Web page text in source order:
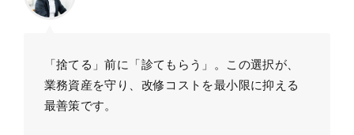
「捨てる」前に「診てもらう」。この選択が、
業務資産を守り、改修コストを最小限に抑える
最善策です。